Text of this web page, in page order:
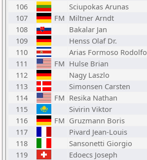
106 Sciupokas Arunas
107
FM Miltner Arndt
108
Bakalar Jan
109
Henss Olaf Dr.
110
Arias Formoso Rodolfo
111
FM Hulse Brian
112
Nagy Laszlo
113
Simonsen Carsten
114
FM Resika Nathan
115
Sivirin Viktor
116
FM Gruzmann Boris
117
Pivard Jean-Louis
118
Sansonetti Giorgio
119
Edoecs Joseph